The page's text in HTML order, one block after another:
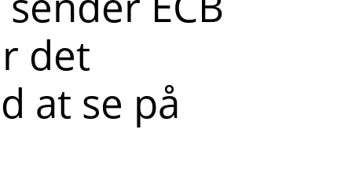
det
at se på